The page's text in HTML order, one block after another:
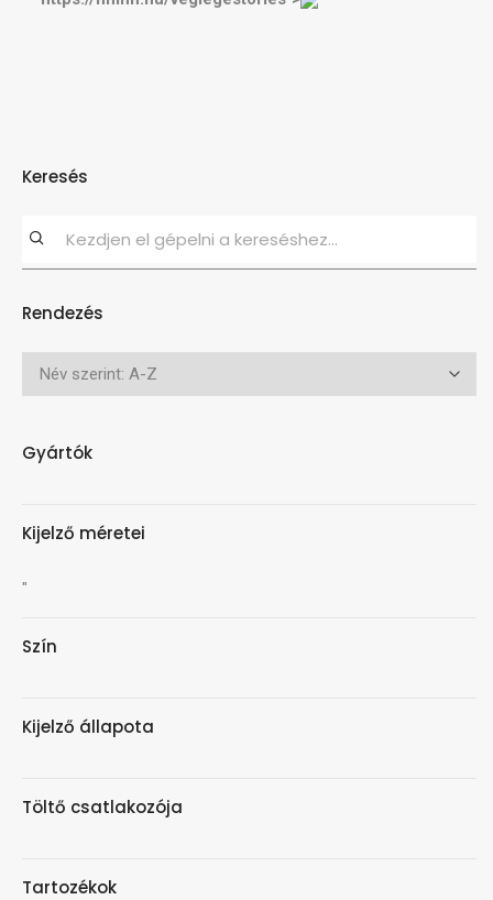
Keresés
Rendezés
Gyártók
Kijelző méretei
"
Szín
Kijelző állapota
Töltő csatlakozója
Tartozékok